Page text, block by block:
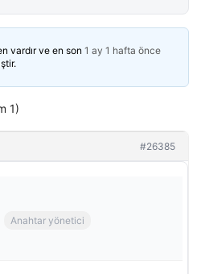
vardır ve en son 1 ay 1 hafta önce
1)
#26385
Anahtar yönetici